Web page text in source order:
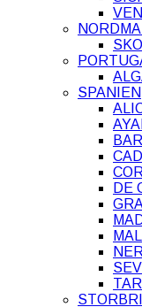
SPANIEN
DE